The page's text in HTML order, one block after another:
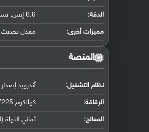
الدقة: 6.6 إنش, نسبة أبعاد 20:9, بنسبة 104.9 سم2 (حوالي 82.3 ٪ نسبة إستحواذ الشاشة)
مميزات أخرى: معدل تحديث 120
المنصة
نظام التشغيل: أندرويد إصدار 12 مع واجهة مستخدم One UI 4.1
الرقاقة: كوالكوم SM7225 سناب دراجون 750 فايف جي (8 نانومتر)
المعالج: ثماني النواة (2x2.2 GHz Kryo 570 و 6x1.8 GHz Kryo 570)